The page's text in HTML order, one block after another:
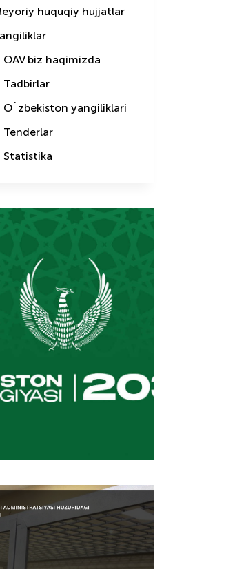
huquqiy hujjatlar
OAV biz haqimizda
Tadbirlar
O`zbekiston yangiliklari
Tenderlar
Statistika